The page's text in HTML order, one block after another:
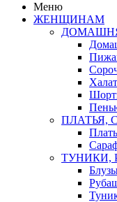
Меню
ЖЕНЩИНАМ
ПЛАТЬЯ,
ТУНИКИ,